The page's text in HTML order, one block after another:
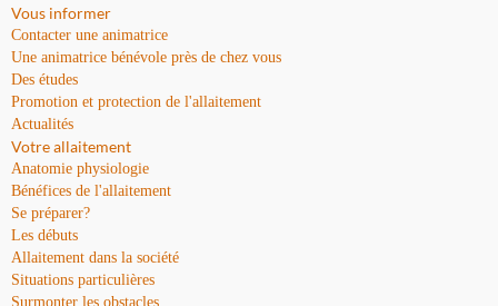
Vous informer
Contacter une animatrice
Une animatrice bénévole près de chez vous
Des études
Promotion et protection de l'allaitement
Actualités
Votre allaitement
Anatomie physiologie
Bénéfices de l'allaitement
Se préparer?
Les débuts
Allaitement dans la société
Situations particulières
Surmonter les obstacles